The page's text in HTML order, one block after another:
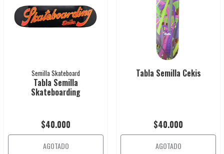
Semilla Skateboard
Tabla Semilla
Skateboarding
$40.000
AGOTADO
Tabla Semilla Cekis
$40.000
AGOTADO